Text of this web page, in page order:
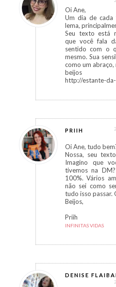
Oi Ane,
Um dia de cada
lema,
Seu texto está
que você fala
sentido com o
mesmo. Sua
como um abraço,
beijos
http://estante-
PRIIH
Oi Ane, tudo
Nossa, seu
Imagino que
tivemos na
100%. Vários
não sei como
tudo isso passar.
Beijos,
Priih
INFINITAS VIDAS
DENISE